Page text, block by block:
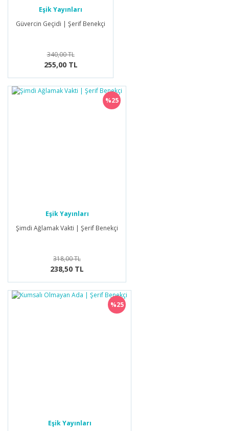
Eşik Yayınları
Güvercin Geçidi | Şerif Benekçi
340,00 TL
255,00 TL
%25
Eşik Yayınları
Şimdi Ağlamak Vakti | Şerif Benekçi
318,00 TL
238,50 TL
%25
Eşik Yayınları